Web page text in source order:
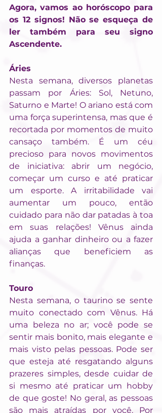
Agora, vamos ao horóscopo para
os 12 signos! Não se esqueça de
ler também para seu signo
Ascendente.
Áries
Nesta semana, diversos planetas
passam por Áries: Sol, Netuno,
Saturno e Marte! O ariano está com
uma força superintensa, mas que é
recortada por momentos de muito
cansaço também. É um céu
precioso para novos movimentos
de iniciativa: abrir um negócio,
começar um curso e até praticar
um esporte. A irritabilidade vai
aumentar um pouco, então
cuidado para não dar patadas à toa
em suas relações! Vênus ainda
ajuda a ganhar dinheiro ou a fazer
alianças que beneficiem as
finanças.
Touro
Nesta semana, o taurino se sente
muito conectado com Vênus. Há
uma beleza no ar; você pode se
sentir mais bonito, mais elegante e
mais visto pelas pessoas. Pode ser
que esteja até resgatando alguns
prazeres simples, desde cuidar de
si mesmo até praticar um hobby
de que goste! No geral, as pessoas
são mais atraídas por você. Por